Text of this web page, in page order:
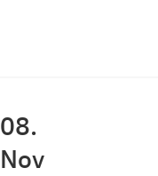
08.
Nov